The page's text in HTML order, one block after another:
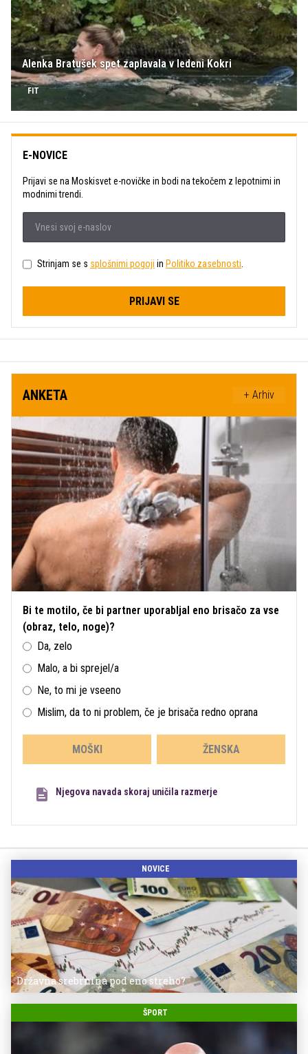
Alenka Bratušek spet zaplavala v ledeni Kokri
FIT
E-NOVICE
Prijavi se na Moskisvet e-novičke in bodi na tekočem z lepotnimi in
modnimi trendi.
Strinjam se s splošnimi pogoji in Politiko zasebnosti
PRIJAVI SE
ANKETA + Arhiv
Bi te motilo, če bi partner uporabljal eno brisačo za vse
(obraz, telo, noge)?
Da, zelo
Malo, a bi sprejel/a
Ne, to mi je vseeno
Mislim, da to ni problem, če je brisača redno oprana
MOŠKI ŽENSKA
Njegova navada skoraj uničila razmerje
NOVICE
Državna srebrnina pod eno streho?
ŠPORT